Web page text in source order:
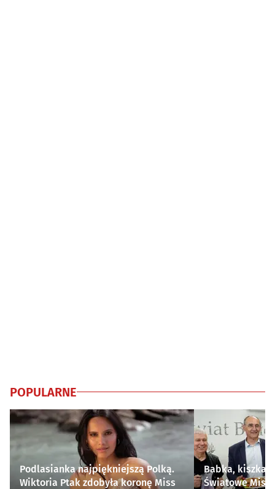
POPULARNE
Podlasianka najpiękniejszą Polką.
Wiktoria Ptak zdobyła koronę Miss
Babka, kiszka i
Światowe